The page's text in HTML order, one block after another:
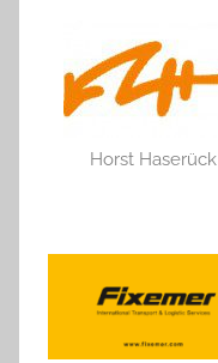
Horst Haserück